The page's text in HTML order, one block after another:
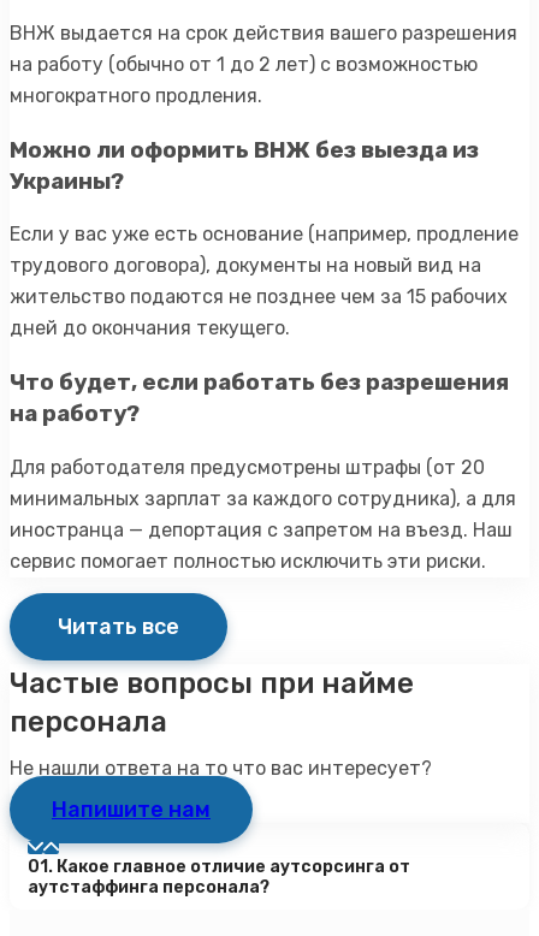
ВНЖ выдается на срок действия вашего разрешения
на работу (обычно от 1 до 2 лет) с возможностью
многократного продления.
Можно ли оформить ВНЖ без выезда из
Украины?
Если у вас уже есть основание (например, продление
трудового договора), документы на новый вид на
жительство подаются не позднее чем за 15 рабочих
дней до окончания текущего.
Что будет, если работать без разрешения
на работу?
Для работодателя предусмотрены штрафы (от 20
минимальных зарплат за каждого сотрудника), а для
иностранца — депортация с запретом на въезд. Наш
сервис помогает полностью исключить эти риски.
Читать все
Частые вопросы при найме
персонала
Не нашли ответа на то что вас интересует?
Напишите нам
01. Какое главное отличие аутсорсинга от
аутстаффинга персонала?